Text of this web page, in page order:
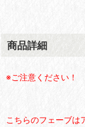
商品詳細
※ご注意ください！
こちらのフェーブは